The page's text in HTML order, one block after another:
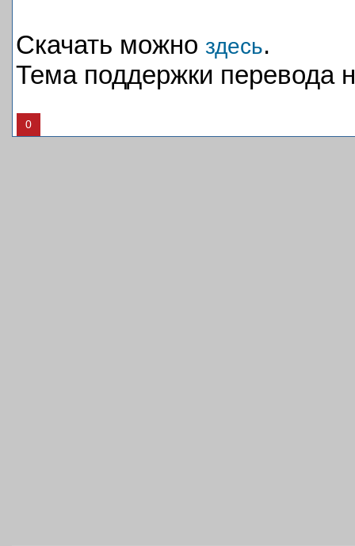
Скачать можно здесь.
Тема поддержки перевода
0